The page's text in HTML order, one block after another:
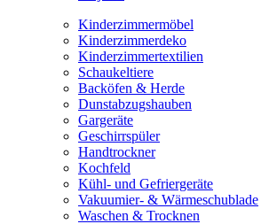
Kinderzimmermöbel
Kinderzimmerdeko
Kinderzimmertextilien
Schaukeltiere
Backöfen & Herde
Dunstabzugshauben
Gargeräte
Geschirrspüler
Handtrockner
Kochfeld
Kühl- und Gefriergeräte
Vakuumier- & Wärmeschublade
Waschen & Trocknen